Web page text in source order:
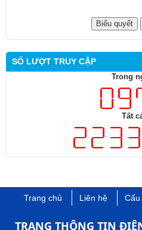
SỐ LƯỢT TRUY CẬP
Trong
Tất
Trang chủ Liên hệ Cấu
TRANG THÔNG TIN